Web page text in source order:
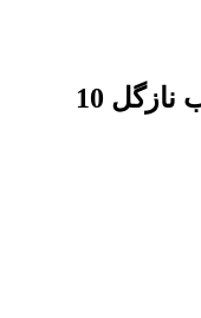
حجم دهنده لب نازگل 10